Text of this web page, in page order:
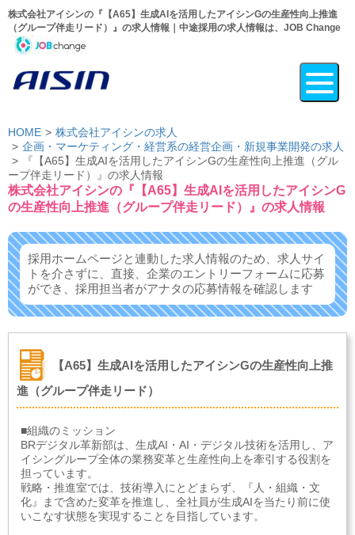
株式会社アイシンの『【A65】生成AIを活用したアイシンGの生産性向上推進
（グループ伴走リード）』の求人情報｜中途採用の求人情報は、JOB Change
HOME
株式会社アイシンの求人
企画・マーケティング・経営系の経営企画・新規事業開発の求人
『【A65】生成AIを活用したアイシンGの生産性向上推進（グル
ープ伴走リード）』の求人情報
株式会社アイシンの『【A65】生成AIを活用したアイシンG
の生産性向上推進（グループ伴走リード）』の求人情報
採用ホームページと連動した求人情報のため、求人サイ
トを介さずに、 直接、企業のエントリーフォームに応募
ができ、 採用担当者がアナタの応募情報を確認します
【A65】生成AIを活用したアイシンGの生産性向上推
進（グループ伴走リード）
■組織のミッション
BRデジタル革新部は、生成AI・AI・デジタル技術を活用し、ア
イシングループ全体の業務変革と生産性向上を牽引する役割を
担っています。
戦略・推進室では、技術導入にとどまらず、『人・組織・文
化』まで含めた変革を推進し、全社員が生成AIを当たり前に使
いこなす状態を実現することを目指しています。